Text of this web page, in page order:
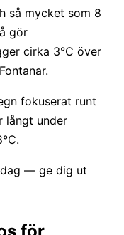
så mycket som 8
gör
cirka 3°C över
fokuserat runt
långt under
— ge dig ut